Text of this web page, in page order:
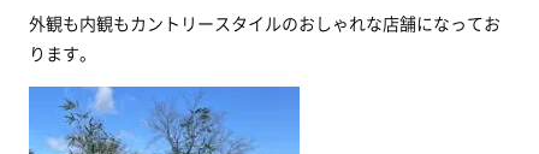
外観も内観もカントリースタイルのおしゃれな店舗になってお
ります。